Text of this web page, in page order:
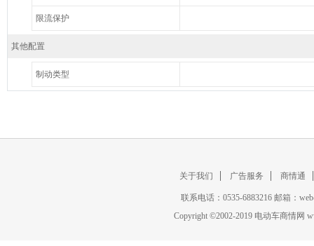
限流保护
其他配置
制动类型
关于我们 广告服务 商情通
联系电话：0535-6883216 邮箱：
Copyright ©2002-2019 电动车商情网